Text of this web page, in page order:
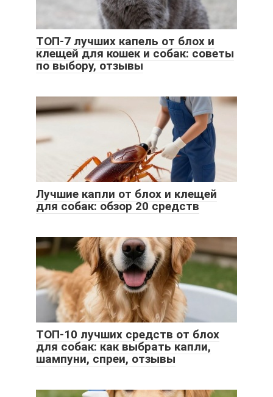
ТОП-7 лучших капель от блох и
клещей для кошек и собак: советы
по выбору, отзывы
Лучшие капли от блох и клещей
для собак: обзор 20 средств
ТОП-10 лучших средств от блох
для собак: как выбрать капли,
шампуни, спреи, отзывы